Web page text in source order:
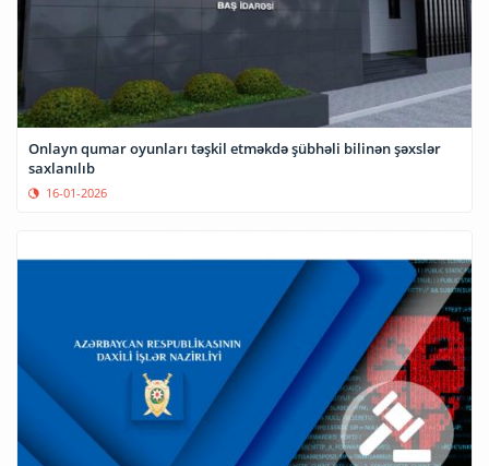
Onlayn qumar oyunları təşkil etməkdə şübhəli bilinən şəxslər
saxlanılıb
16-01-2026